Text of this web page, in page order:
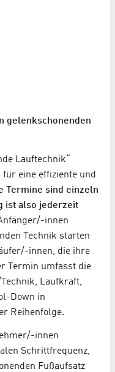
gelenkschonenden
Lauftechnik“
eine effiziente und
Termine sind einzeln
ist also jederzeit
innen
Technik starten
innen, die ihre
Termin umfasst die
Laufkraft,
Down in
Reihenfolge.
innen
Schrittfrequenz,
Fußaufsatz